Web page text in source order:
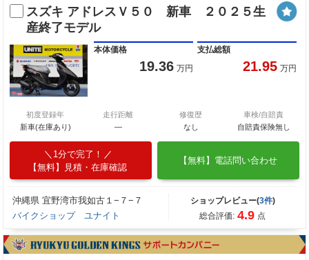
スズキ アドレスＶ５０ 新車 ２０２５生
産終了モデル
本体価格
19.36 万円
支払総額
21.95 万円
初度登録年
新車(在庫あり)
走行距離
―
修復歴
なし
車検/自賠責
自賠責保険無し
1分で完了！
【無料】見積・在庫確認
【無料】電話問い合わせ
沖縄県 宜野湾市我如古１−７−７
バイクショップ ユナイト
ショップレビュー(3件)
総合評価: 4.9 点